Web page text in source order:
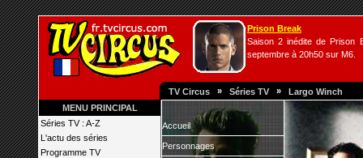
Prison Break
Saison 2 inédite de Prison
septembre à 20h50 sur M6.
TV Circus » Séries TV » Largo Winch
MENU PRINCIPAL
Séries TV : A-Z
L'actu des séries
Programme TV
Accueil
Personnages